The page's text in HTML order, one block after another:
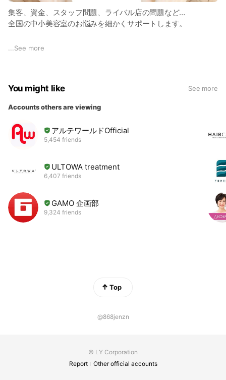
集客、資金、スタッフ問題、ライバル店の問題など…
全国の中小美容室のお悩みを細かくサポートします。
■各種セミナー情報
https://revol.co.jp/manabiba/
■美容室運営に関する情報発信
https://revol.co.jp/blog/
■資料ダウンロード
■商品情報
https://revol.co.jp/product/
■直営モデルサロン
https://revol.co.jp/column/modelsalon/
...See more
You might like See more
Accounts others are viewing
アルテワールドOfficial
5,454 friends
ULTOWA treatment
6,407 friends
GAMO 企画部
9,324 friends
Top
@868jenzn
© LY Corporation
Report
Other official accounts